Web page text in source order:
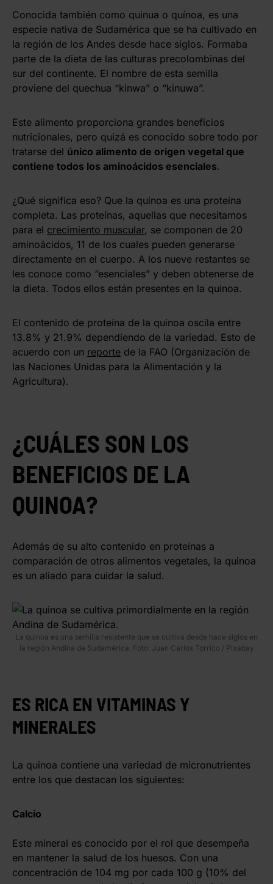
Conocida también como quinua o quínoa, es una
especie nativa de Sudamérica que se ha cultivado en
la región de los Andes desde hace siglos. Formaba
parte de la dieta de las culturas precolombinas del
sur del continente. El nombre de esta semilla
proviene del quechua “kinwa” o “kinuwa”.
Este alimento proporciona grandes beneficios
nutricionales, pero quizá es conocido sobre todo por
tratarse del único alimento de origen vegetal que
contiene todos los aminoácidos esenciales.
¿Qué significa eso? Que la quinoa es una proteína
completa. Las proteínas, aquellas que necesitamos
para el crecimiento muscular, se componen de 20
aminoácidos, 11 de los cuales pueden generarse
directamente en el cuerpo. A los nueve restantes se
les conoce como “esenciales” y deben obtenerse de
la dieta. Todos ellos están presentes en la quinoa.
El contenido de proteína de la quinoa oscila entre
13.8% y 21.9% dependiendo de la variedad. Esto de
acuerdo con un reporte de la FAO (Organización de
las Naciones Unidas para la Alimentación y la
Agricultura).
¿CUÁLES SON LOS
BENEFICIOS DE LA
QUINOA?
Además de su alto contenido en proteínas a
comparación de otros alimentos vegetales, la quinoa
es un aliado para cuidar la salud.
La quinoa es una semilla resistente que se cultiva desde hace siglos en
la región Andina de Sudamérica. Foto: Juan Carlos Torrico / Pixabay
ES RICA EN VITAMINAS Y
MINERALES
La quinoa contiene una variedad de micronutrientes
entre los que destacan los siguientes:
Calcio
Este mineral es conocido por el rol que desempeña
en mantener la salud de los huesos. Con una
concentración de 104 mg por cada 100 g (10% del